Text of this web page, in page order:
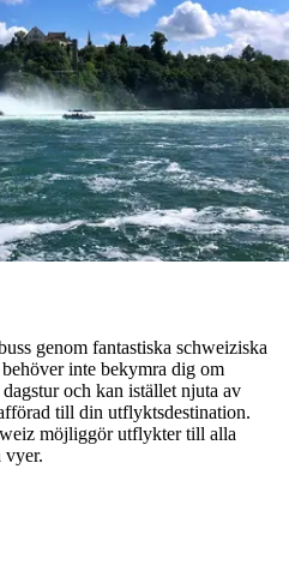
genom fantastiska schweiziska
inte bekymra dig om
och kan istället njuta av
till din utflyktsdestination.
möjliggör utflykter till alla
vyer.